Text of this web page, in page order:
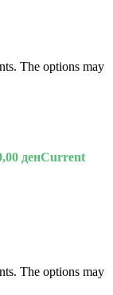
The options may
денCurrent
The options may